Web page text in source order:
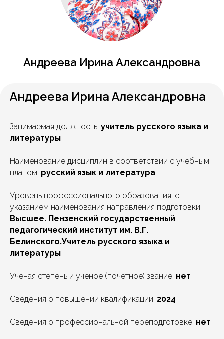
Андреева Ирина Александровна
Андреева Ирина Александровна
Занимаемая должность: учитель русского языка и
литературы
Наименование дисциплин в соответствии с учебным
планом: русский язык и литература
Уровень профессионального образования, с
указанием наименования направления подготовки:
Высшее. Пензенский государственный
педагогический институт им. В.Г.
Белинского.Учитель русского языка и
литературы
Ученая степень и ученое (почетное) звание: нет
Сведения о повышении квалификации: 2024
Сведения о профессиональной переподготовке: нет